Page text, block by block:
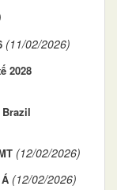
(11/02/2026)
2028
(12/02/2026)
(12/02/2026)